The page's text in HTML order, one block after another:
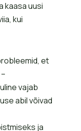
kaasa uusi
kui
et
vajab
abil võivad
ja